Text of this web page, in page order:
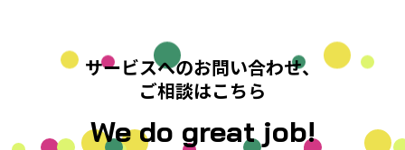
サービスへのお問い合わせ、
ご相談はこちら
We do great job!